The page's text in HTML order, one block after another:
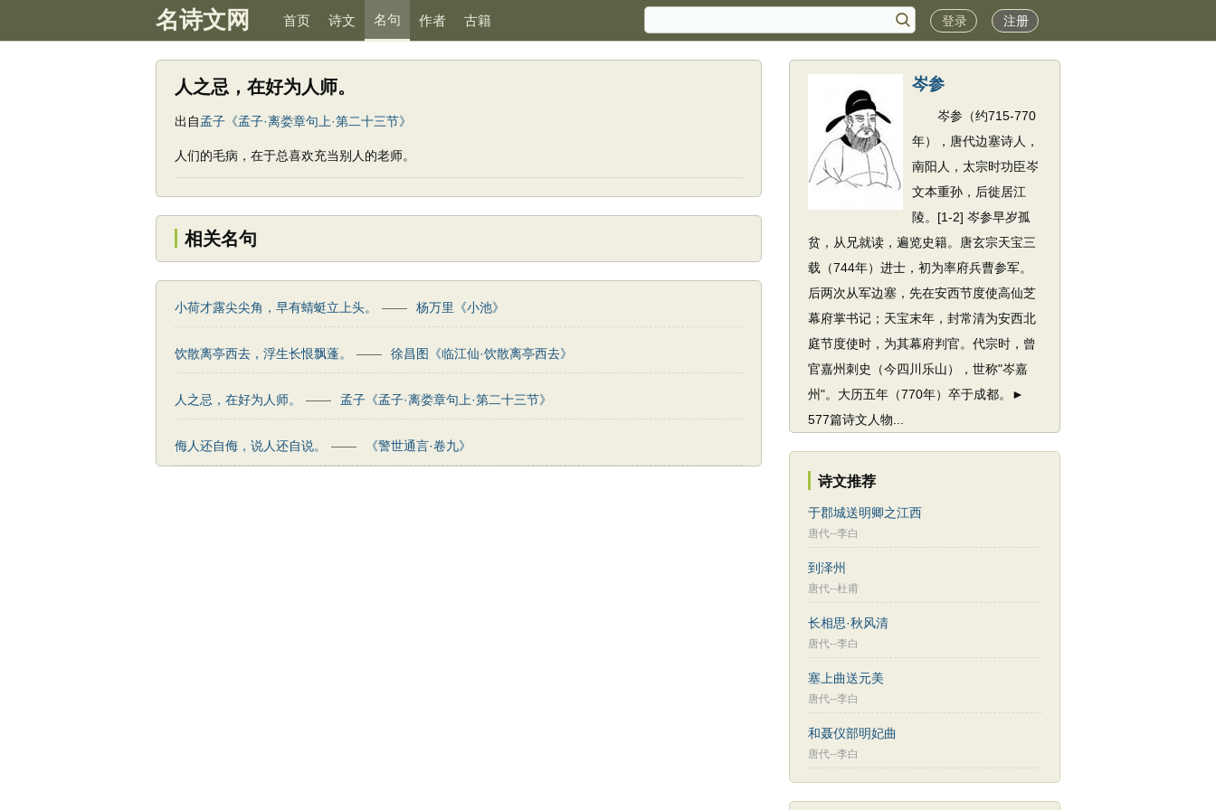
名诗文网 首页 诗文 名句 作者 古籍 登录 注册
人之忌，在好为人师。
出自孟子《孟子·离娄章句上·第二十三节》
人们的毛病，在于总喜欢充当别人的老师。
相关名句
小荷才露尖尖角，早有蜻蜓立上头。 —— 杨万里《小池》
饮散离亭西去，浮生长恨飘蓬。 —— 徐昌图《临江仙·饮散离亭西去》
人之忌，在好为人师。 —— 孟子《孟子·离娄章句上·第二十三节》
侮人还自侮，说人还自说。 —— 《警世通言·卷九》
岑参
岑参（约715-770
年），唐代边塞诗人，
南阳人，太宗时功臣岑
文本重孙，后徙居江
陵。[1-2] 岑参早岁孤
贫，从兄就读，遍览史籍。唐玄宗天宝三
载（744年）进士，初为率府兵曹参军。
后两次从军边塞，先在安西节度使高仙芝
幕府掌书记；天宝末年，封常清为安西北
庭节度使时，为其幕府判官。代宗时，曾
官嘉州刺史（今四川乐山），世称"岑嘉
州"。大历五年（770年）卒于成都。►
577篇诗文人物...
诗文推荐
于郡城送明卿之江西
唐代--李白
到泽州
唐代--杜甫
长相思·秋风清
唐代--李白
塞上曲送元美
唐代--李白
和聂仪部明妃曲
唐代--李白